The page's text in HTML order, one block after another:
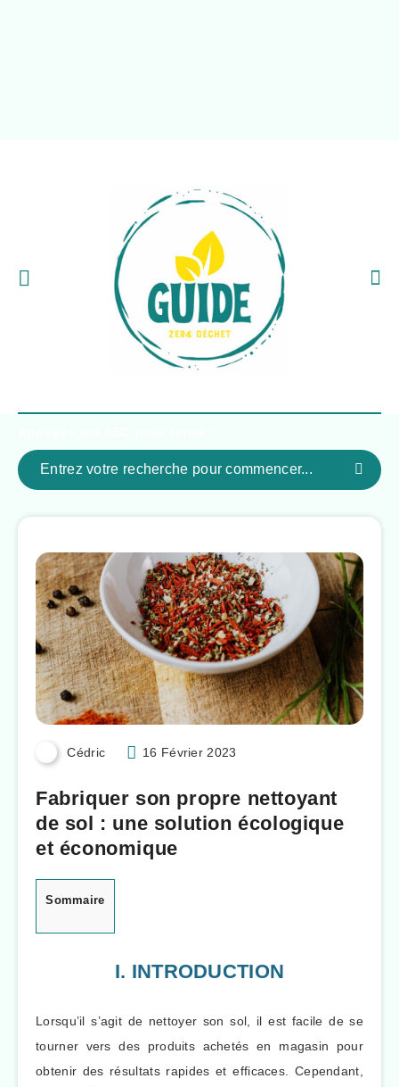
Cédric 16 Février 2023
Fabriquer son propre nettoyant
de sol : une solution écologique
et économique
Sommaire
I. INTRODUCTION
Lorsqu’il s’agit de nettoyer son sol, il est facile de se
tourner vers des produits achetés en magasin pour
obtenir des résultats rapides et efficaces. Cependant,